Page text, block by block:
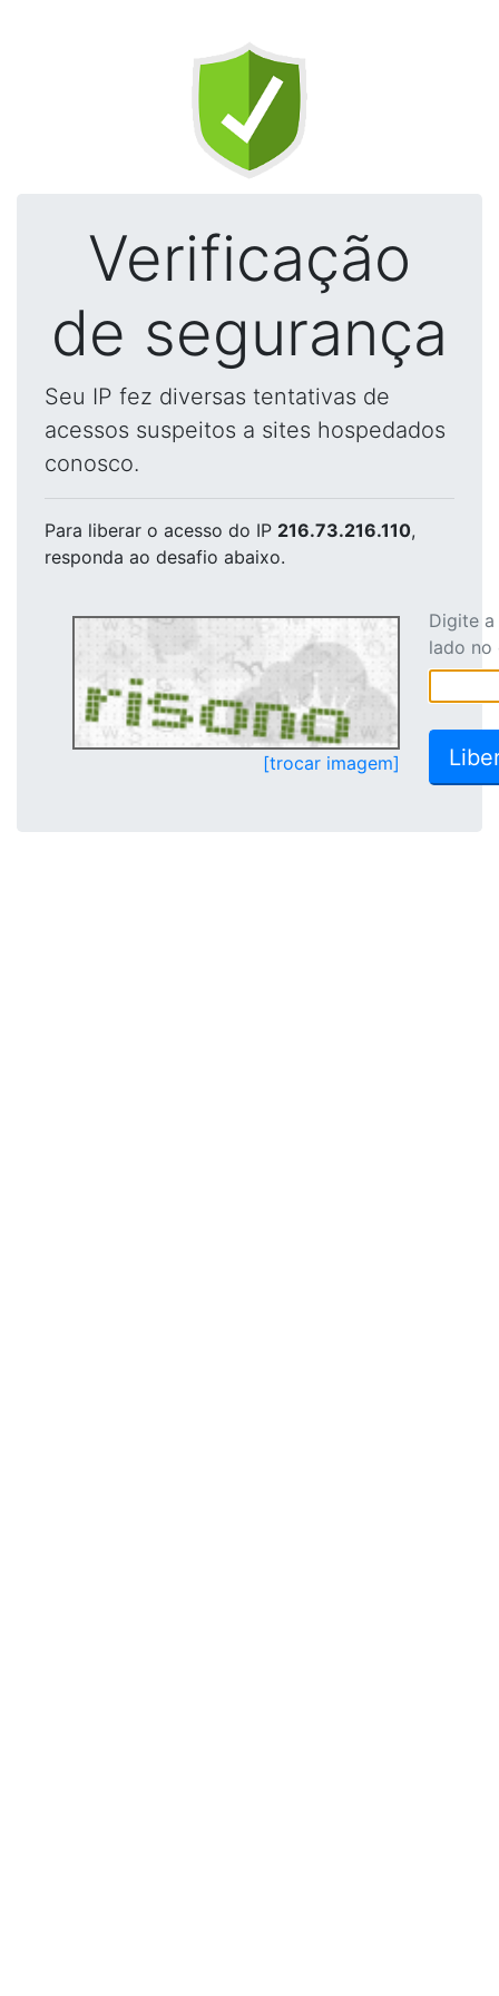
Verificação
de segurança
Seu IP fez diversas tentativas de
acessos suspeitos a sites hospedados
conosco.
Para liberar o acesso do IP 216.73.216.110,
responda ao desafio abaixo.
[trocar imagem]
Digite
lado no